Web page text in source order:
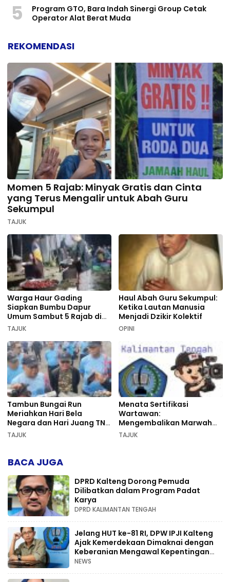
5
Program GTO, Bara Indah Sinergi Group Cetak
Operator Alat Berat Muda
REKOMENDASI
Momen 5 Rajab: Minyak Gratis dan Cinta
yang Terus Mengalir untuk Abah Guru
Sekumpul
TAJUK
Warga Haur Gading
Siapkan Bumbu Dapur
Umum Sambut 5 Rajab di
Sekumpul
TAJUK
Haul Abah Guru Sekumpul:
Ketika Lautan Manusia
Menjadi Dzikir Kolektif
OPINI
Tambun Bungai Run
Meriahkan Hari Bela
Negara dan Hari Juang TNI
AD di Palangka Raya
TAJUK
Menata Sertifikasi
Wartawan:
Mengembalikan Marwah
Pers dan Keadilan
TAJUK
BACA JUGA
DPRD Kalteng Dorong Pemuda
Dilibatkan dalam Program Padat
Karya
DPRD KALIMANTAN TENGAH
Jelang HUT ke-81 RI, DPW IPJI Kalteng
Ajak Kemerdekaan Dimaknai dengan
Keberanian Mengawal Kepentingan
Rakyat
NEWS